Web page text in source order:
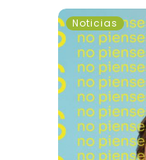
Noticias